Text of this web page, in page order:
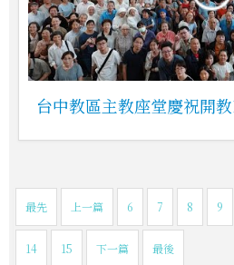
台中教區主教座堂慶祝開
最先 上一篇 6 7 8 9
14 15 下一篇 最後